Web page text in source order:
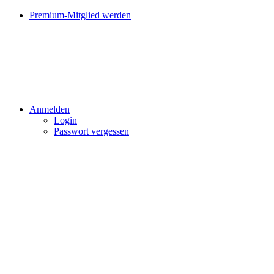
Premium-Mitglied werden
Anmelden
Login
Passwort vergessen